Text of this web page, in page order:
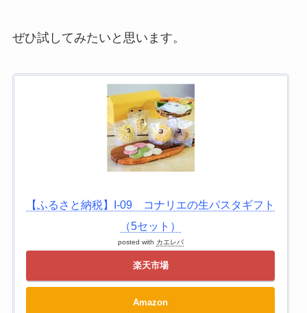
ぜひ試してみたいと思います。
【ふるさと納税】I-09 コナリエの生パスタギフト
（5セット）
posted with カエレバ
楽天市場
Amazon